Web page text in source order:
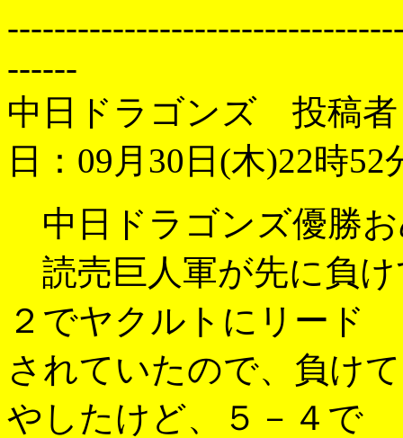
------
中日ドラゴンズ 投稿
日：09月30日(木)22時52
中日ドラゴンズ優勝
読売巨人軍が先に負
２でヤクルトにリード
されていたので、負け
やしたけど、５－４で